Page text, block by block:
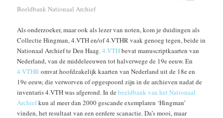
Beeldbank Nationaal Archief
Als onderzoeker, maar ook als lezer van noten, kom je duidingen als
Collectie Hingman, 4.VTH en/of 4.VTHR vaak genoeg tegen, beide in
Nationaal Archief te Den Haag.4.VTHbevat manuscriptkaarten van
Nederland, van de middeleeuwen tot halverwege de 19e eeuw. En
4.VTHRomvat hoofdzakelijk kaarten van Nederland uit de 18e en
19e eeuw, die verworven of opgespoord zijn in de archieven nadat de
inventaris 4.VTH was afgerond. In debeeldbank van het Nationaal
Archiefkun al meer dan 2000 gescande exemplaren ‘Hingman’
vinden, het resultaat van een eerdere scanactie. Da’s mooi, maar